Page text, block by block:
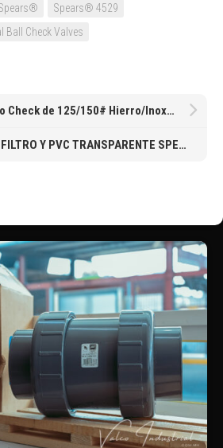
Spears® 4529
Ball Check Valves
5116200 Válvula Duo Check de 125/150# Hierro/Inoxidable de 8″ 203MM
YS22P20-020CL FILTRO Y PVC TRANSPARENTE SPEARS® CEMENTAR MESH #20 DE 2″